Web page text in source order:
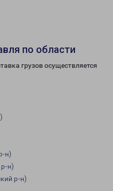
по области
грузов осуществляется
н)
н)
р-н)